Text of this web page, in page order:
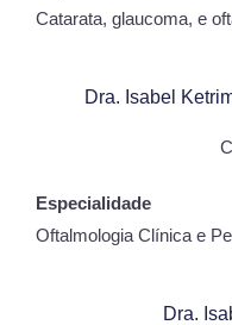
Catarata, glaucoma, e
Dra. Isabel
Especialidade
Oftalmologia Clínica e
Dra.